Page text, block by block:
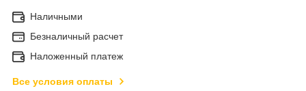
Наличными
Безналичный расчет
Наложенный платеж
Все условия оплаты